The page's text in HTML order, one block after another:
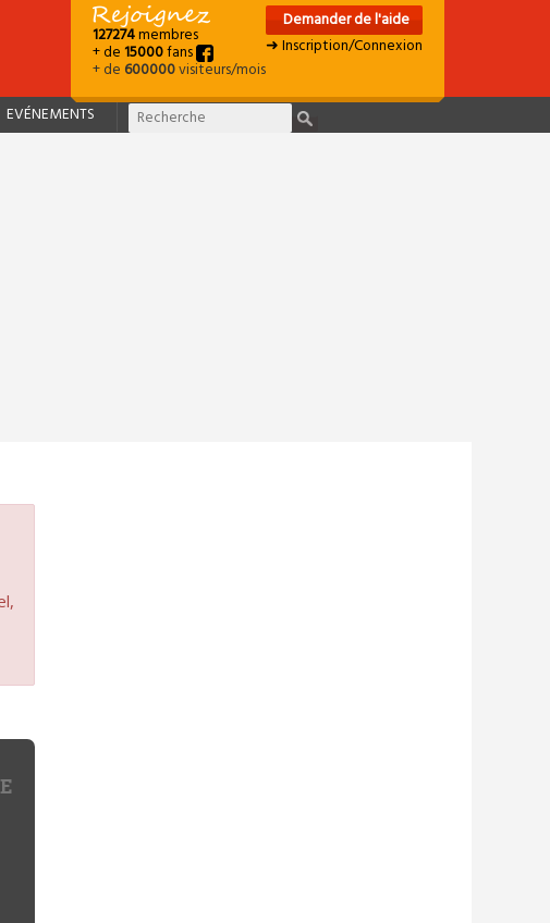
127274membres
+ de15000fans
+ de600000visiteurs/mois
Demander de l'aide
➜ Inscription/Connexion
EVÉNEMENTS